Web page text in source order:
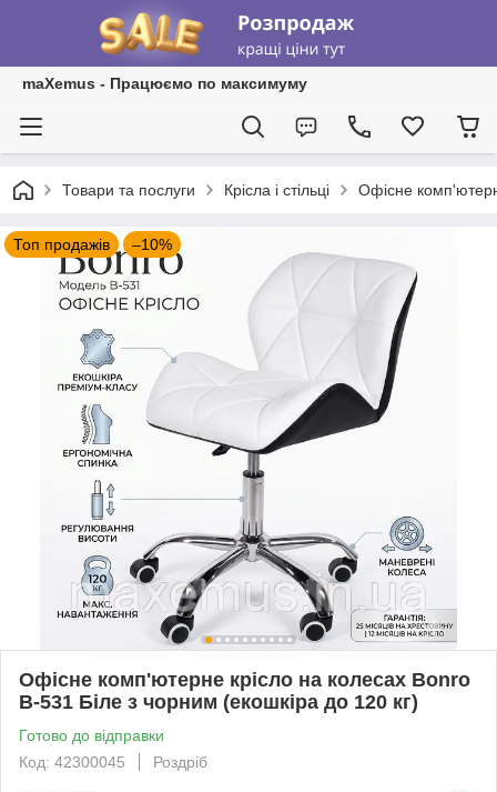
maXemus - Працюємо по максимуму
Товари та послуги Крісла і стільці Офісне
Топ продажів –10%
Офісне комп'ютерне крісло на колесах Bonro
B-531 Біле з чорним (екошкіра до 120 кг)
Готово до відправки
Код: 42300045
Роздріб